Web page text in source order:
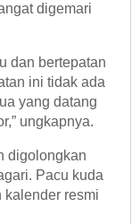
digemari
dan bertepatan
ini tidak ada
yang datang
ungkapnya.
digolongkan
Pacu kuda
kalender resmi